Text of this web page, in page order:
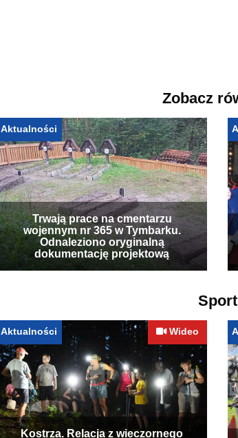
Zobacz
Aktualności
Trwają prace na cmentarzu
wojennym nr 365 w Tymbarku.
Odnaleziono oryginalną
dokumentację projektową
Sport
Aktualności Wideo
Kostrza. Relacja z wieczornego